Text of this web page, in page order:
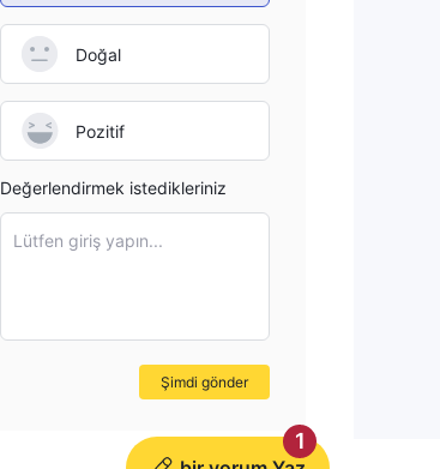
Doğal
Pozitif
Değerlendirmek istedikleriniz
Lütfen giriş yapın...
Şimdi gönder
1